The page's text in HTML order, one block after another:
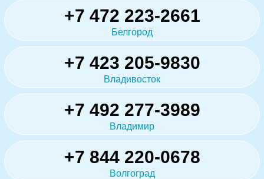
+7 472 223-2661
Белгород
+7 423 205-9830
Владивосток
+7 492 277-3989
Владимир
+7 844 220-0678
Волгоград